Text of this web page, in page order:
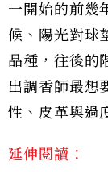
一開始的前幾
候、陽光對球
品種，往後的
出調香師最想
性、皮革與過
延伸閱讀：